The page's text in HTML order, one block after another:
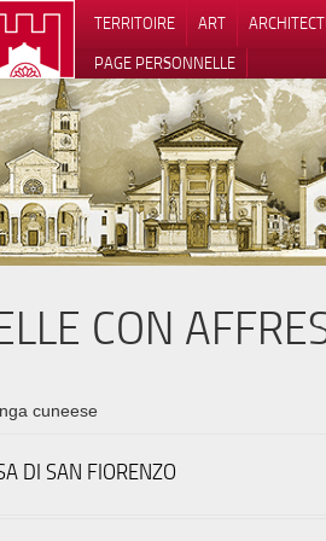
TERRITOIRE ART
PAGE PERSONNELLE
CON
cuneese
DI SAN FIORENZO